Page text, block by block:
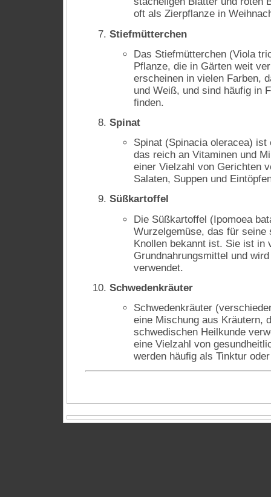
oft als Zierpflanze in
Stiefmütterchen
Das Stiefmütterchen (Viola
Pflanze, die in Gärten weit
erscheinen in vielen Farben,
und Weiß, und sind häufig in
finden.
Spinat
Spinat (Spinacia oleracea)
das reich an Vitaminen und
einer Vielzahl von Gerichten
Salaten, Suppen und
Süßkartoffel
Die Süßkartoffel (Ipomoea
Wurzelgemüse, das für
Knollen bekannt ist. Sie ist in
Grundnahrungsmittel und
verwendet.
Schwedenkräuter
Schwedenkräuter
eine Mischung aus Kräutern,
schwedischen Heilkunde
eine Vielzahl von
werden häufig als Tinktur